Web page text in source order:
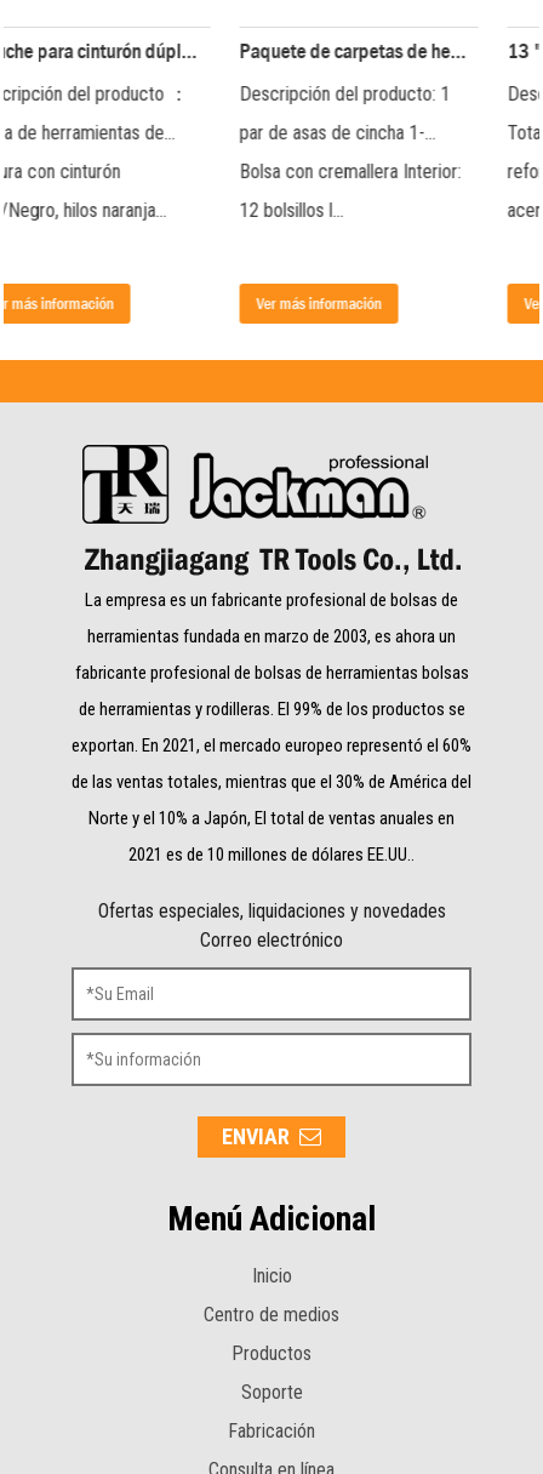
(serie 200, negro/gris) JKB-39319 Paquete de carpetas de herramientas multifunción (serie 200) JKB-81719
Descripción del producto: 1
par de asas de cincha 1-
Bolsa con cremallera Interior:
12 bolsillos l...
Ver más información
13 " JKB-010
Descripción del producto:
Totalizador de boca grande
reforzado con alambre de
acero 1 par de asas ...
Ver más información
La empresa es un fabricante profesional de bolsas de
herramientas fundada en marzo de 2003, es ahora un
fabricante profesional de bolsas de herramientas bolsas
de herramientas y rodilleras. El 99% de los productos se
exportan. En 2021, el mercado europeo representó el 60%
de las ventas totales, mientras que el 30% de América del
Norte y el 10% a Japón, El total de ventas anuales en
2021 es de 10 millones de dólares EE.UU..
Ofertas especiales, liquidaciones y novedades
Correo electrónico
ENVIAR
Menú Adicional
Inicio
Centro de medios
Productos
Soporte
Fabricación
Consulta en línea